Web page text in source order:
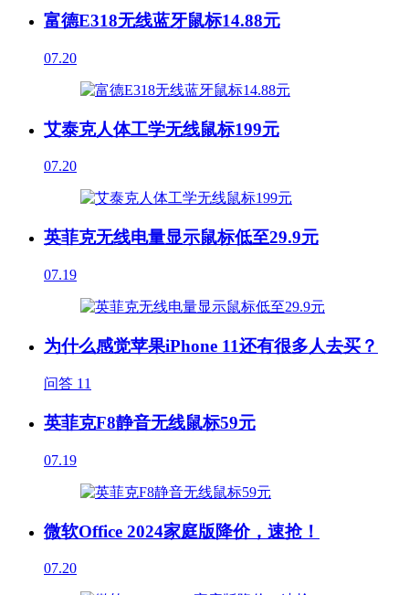
富德E318无线蓝牙鼠标14.88元
07.20
艾泰克人体工学无线鼠标199元
07.20
英菲克无线电量显示鼠标低至29.9元
07.19
为什么感觉苹果iPhone 11还有很多人去买？
问答 11
英菲克F8静音无线鼠标59元
07.19
微软Office 2024家庭版降价，速抢！
07.20